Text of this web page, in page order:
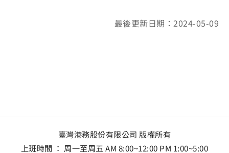
最後更新日期：2024-05-09
臺灣港務股份有限公司 版權所有
上班時間 ： 周一至周五 AM 8:00~12:00 PM 1:00~5:00